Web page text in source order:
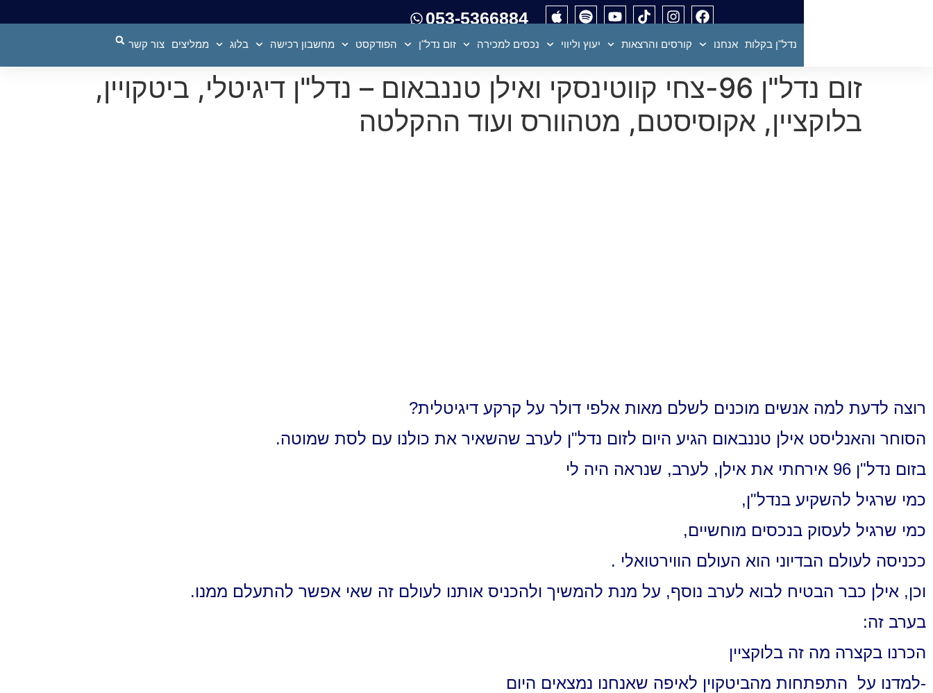
053-5366884
נדל"ן בקלות אנחנו קורסים והרצאות יעוץ וליווי נכסים למכירה זום נדל"ן הפודקסט מחשבון רכישה בלוג ממליצים צור קשר
זום נדל"ן 96-צחי קווטינסקי ואילן טננבאום – נדל"ן דיגיטלי, ביטקויין,
בלוקציין, אקוסיסטם, מטהוורס ועוד ההקלטה
רוצה לדעת למה אנשים מוכנים לשלם מאות אלפי דולר על קרקע דיגיטלית?
הסוחר והאנליסט אילן טננבאום הגיע היום לזום נדל"ן לערב שהשאיר את כולנו עם לסת שמוטה.
בזום נדל"ן 96 אירחתי את אילן, לערב, שנראה היה לי
כמי שרגיל להשקיע בנדל"ן,
כמי שרגיל לעסוק בנכסים מוחשיים,
ככניסה לעולם הבדיוני הוא העולם הווירטואלי .
וכן, אילן כבר הבטיח לבוא לערב נוסף, על מנת להמשיך ולהכניס אותנו לעולם זה שאי אפשר להתעלם ממנו.
בערב זה:
הכרנו בקצרה מה זה בלוקציין
-למדנו על התפתחות מהביטקוין לאיפה שאנחנו נמצאים היום